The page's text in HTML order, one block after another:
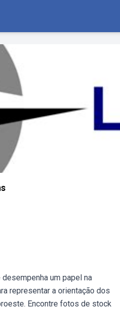
um papel na
representar a orientação dos
Encontre fotos de stock